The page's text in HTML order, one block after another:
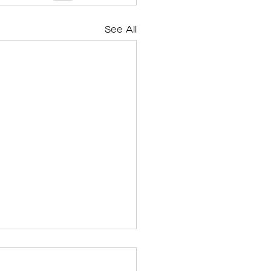
See All